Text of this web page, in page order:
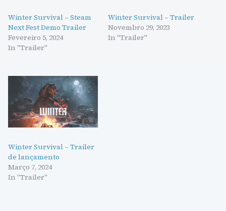
Winter Survival – Steam
Next Fest Demo Trailer
Fevereiro 5, 2024
In "Trailer"
Winter Survival – Trailer
Novembro 29, 2023
In "Trailer"
Winter Survival – Trailer
de lançamento
Março 7, 2024
In "Trailer"